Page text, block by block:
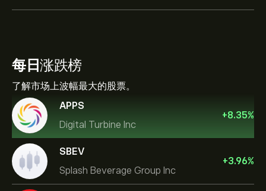
每日涨跌榜
了解市场上波幅最大的股票。
APPS
Digital Turbine Inc
+8.35%
SBEV
Splash Beverage Group Inc
+3.96%